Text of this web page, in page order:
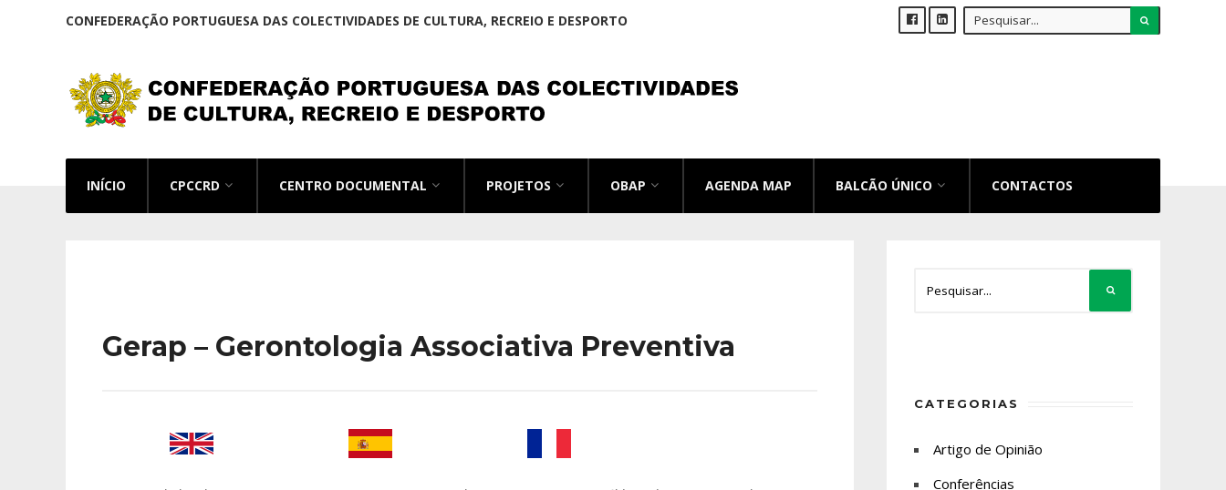
CONFEDERAÇÃO PORTUGUESA DAS COLECTIVIDADES DE CULTURA, RECREIO E DESPORTO
INÍCIO CPCCRD CENTRO DOCUMENTAL PROJETOS OBAP AGENDA MAP BALCÃO ÚNICO CONTACTOS
Gerap – Gerontologia Associativa Preventiva
CATEGORIAS
Artigo de Opinião
Conferências